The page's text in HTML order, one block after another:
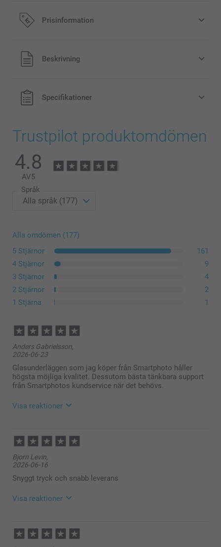
Prisinformation
Alla priser är i svenska kronor (SEK), inklusive moms och
exklusive porto.
Beskrivning
Specifikationer
Trustpilot produktomdömen
4.8
AV5
Språk
Alla omdömen (177)
5 Stjärnor
161
4 Stjärnor
9
3 Stjärnor
4
2 Stjärnor
2
1 Stjärna
1
Anders Gabrielsson,
2026-06-23
Glasunderläggen som jag köper från Smartphoto håller
högsta möjliga kvalitet. Dessutom bästa tänkbara support
från Smartphotos kundservice när det behövs.
Visa reaktioner
10:39
Hej Anders,
Så härligt att läsa, tack för ditt fina omdöme, vi är
superglada att ha dig som kund!
🩵-liga hälsningar
Helene @smartphoto
Bjorn Levin,
2026-06-16
Snyggt tryck och snabb leverans
Visa reaktioner
10:47
Hej Björn,